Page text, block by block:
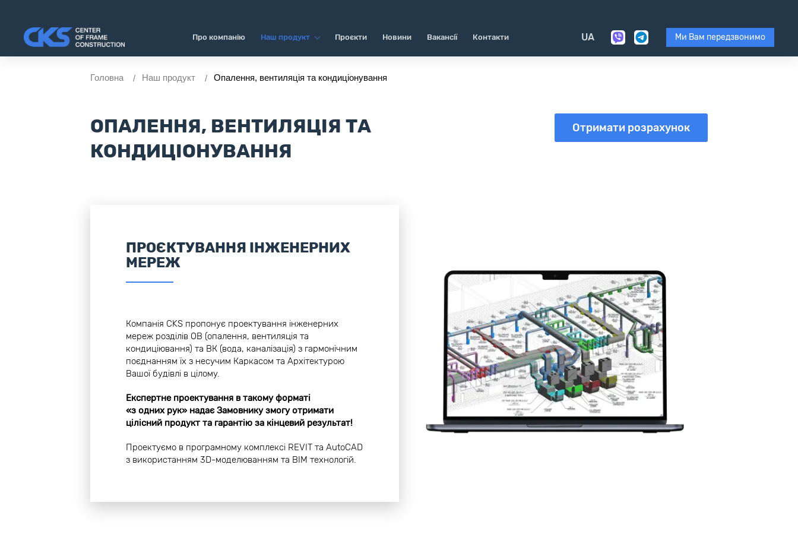
Про компанію Наш продукт Проєкти Новини Вакансії Контакти UA Ми Вам передзвонимо
Головна Наш продукт Опалення, вентиляція та кондиціонування
ОПАЛЕННЯ, ВЕНТИЛЯЦІЯ ТА
КОНДИЦІОНУВАННЯ
Отримати розрахунок
ПРОЄКТУВАННЯ ІНЖЕНЕРНИХ
МЕРЕЖ
Компанія CKS пропонує проектування інженерних
мереж розділів ОВ (опалення, вентиляція та
кондиціювання) та ВК (вода, каналізація) з гармонічним
поєднанням їх з несучим Каркасом та Архітектурою
Вашої будівлі в цілому.
Експертне проектування в такому форматі
«з одних рук» надає Замовнику змогу отримати
цілісний продукт та гарантію за кінцевий результат!
Проектуємо в програмному комплексі REVIT та AutoCAD
з використанням 3D-моделюванням та BIM технологій.